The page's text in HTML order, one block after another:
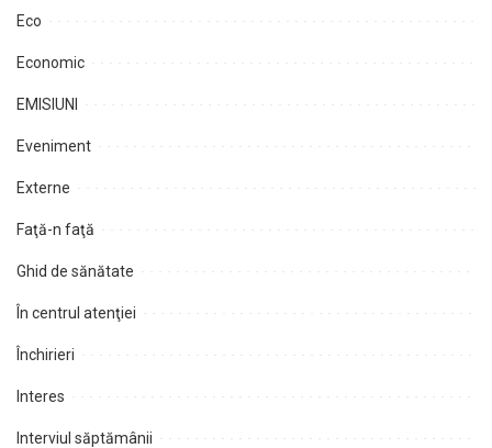
Eco
Economic
EMISIUNI
Eveniment
Externe
Faţă-n faţă
Ghid de sănătate
În centrul atenţiei
Închirieri
Interes
Interviul săptămânii